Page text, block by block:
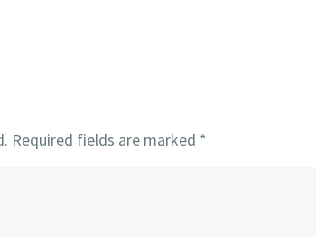
Required fields are marked *